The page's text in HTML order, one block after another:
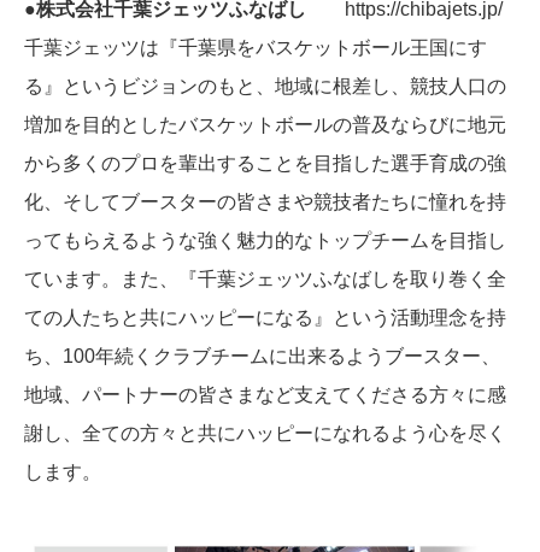
●株式会社千葉ジェッツふなばし
https://chibajets.jp/
千葉ジェッツは『千葉県をバスケットボール王国にす
る』というビジョンのもと、地域に根差し、競技人口の
増加を目的としたバスケットボールの普及ならびに地元
から多くのプロを輩出することを目指した選手育成の強
化、そしてブースターの皆さまや競技者たちに憧れを持
ってもらえるような強く魅力的なトップチームを目指し
ています。また、『千葉ジェッツふなばしを取り巻く全
ての人たちと共にハッピーになる』という活動理念を持
ち、100年続くクラブチームに出来るようブースター、
地域、パートナーの皆さまなど支えてくださる方々に感
謝し、全ての方々と共にハッピーになれるよう心を尽く
します。